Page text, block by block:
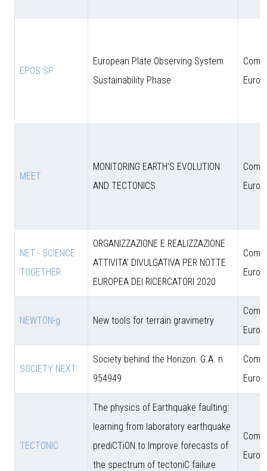
EPOS SP
European Plate Observing System
Sustainability Phase
MEET
MONITORING EARTH'S EVOLUTION
AND TECTONICS
NET - SCIENCE
TOGETHER
ORGANIZZAZIONE E REALIZZAZIONE
ATTIVITA' DIVULGATIVA PER NOTTE
EUROPEA DEI RICERCATORI 2020
NEWTON-g New tools for terrain gravimetry
SOCIETY NEXT
Society behind the Horizon. G.A. n
954949
TECTONIC
The physics of Earthquake faulting:
learning from laboratory earthquake
prediCTiON to Improve forecasts of
the spectrum of tectoniC failure